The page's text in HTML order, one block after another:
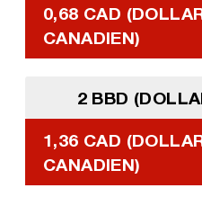
0,68 CAD
CANADIEN)
2 BBD
1,36 CAD
CANADIEN)